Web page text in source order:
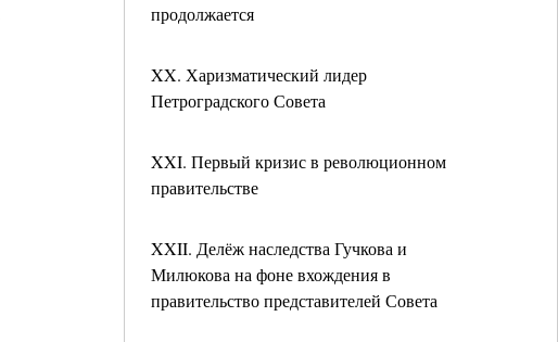
продолжается
XX. Харизматический лидер
Петроградского Совета
XXI. Первый кризис в революционном
правительстве
XXII. Делёж наследства Гучкова и
Милюкова на фоне вхождения в
правительство представителей Совета